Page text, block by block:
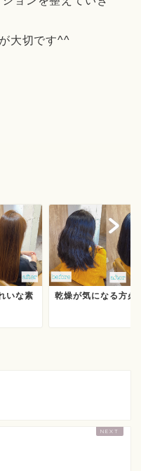
大切です^^
いな素
乾燥が気になる方必